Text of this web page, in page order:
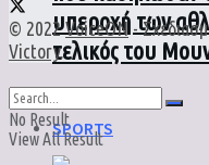
υπεροχή των
τελικός του
SPORTS
© 2022VoiceON-
Victory.
No Result
View All Result